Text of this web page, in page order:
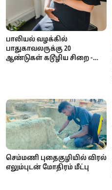
பாலியல் வழக்கில்
பாதுகாவலருக்கு 20
ஆண்டுகள் கடூழிய சிறை -
செம்மணி புதைகுழியில் விரல்
எலும்புடன் மோதிரம் மீட்பு